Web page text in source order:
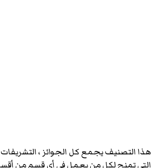
هذا التصنيف يجمع كل الجوائز ، التشريفات
التي تمنح لكل من يعمل في أي قسم من